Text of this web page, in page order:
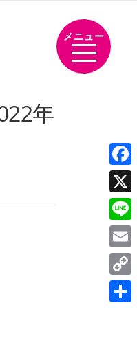
メニュー
年
X
Line
Link